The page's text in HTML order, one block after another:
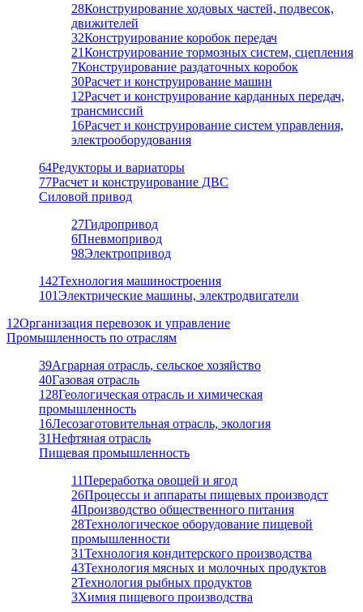
28Конструирование ходовых частей, подвесок,
движителей
32Конструирование коробок передач
21Конструирование тормозных систем, сцепления
7Конструирование раздаточных коробок
30Расчет и конструирование машин
12Расчет и конструирование карданных передач,
трансмиссий
16Расчет и конструирование систем управления,
электрооборудования
64Редукторы и вариаторы
77Расчет и конструирование ДВС
Силовой привод
27Гидропривод
6Пневмопривод
98Электропривод
142Технология машиностроения
101Электрические машины, электродвигатели
12Организация перевозок и управление
Промышленность по отраслям
39Аграрная отрасль, сельское хозяйство
40Газовая отрасль
128Геологическая отрасль и химическая
промышленность
16Лесозаготовительная отрасль, экология
31Нефтяная отрасль
Пищевая промышленность
11Переработка овощей и ягод
26Процессы и аппараты пищевых производст
4Производство общественного питания
28Технологическое оборудование пищевой
промышленности
31Технология кондитерского производства
43Технология мясных и молочных продуктов
2Технология рыбных продуктов
3Химия пищевого производства